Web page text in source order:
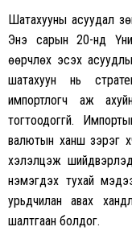
Шатахууны асуудал
Энэ сарын 20-нд
өөрчлөх эсэх
шатахуун нь
импортлогч аж
тогтоодоггүй.
валютын ханш зэрэг
хэлэлцэж
нэмэгдэх тухай
урьдчилан авах
шалтгаан болдог.